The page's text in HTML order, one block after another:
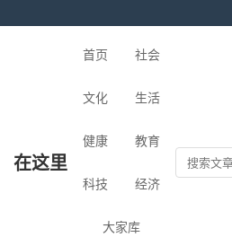
在这里
首页 社会
文化 生活
健康 教育
科技 经济
大家库